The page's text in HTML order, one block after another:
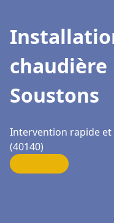
Soustons
Intervention rapide et
(40140)